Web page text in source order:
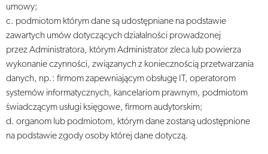
umowy;
c. podmiotom którym dane są udostępniane na podstawie
zawartych umów dotyczących działalności prowadzonej
przez Administratora, którym Administrator zleca lub powierza
wykonanie czynności, związanych z koniecznością przetwarzania
danych, np.: firmom zapewniającym obsługę IT, operatorom
systemów informatycznych, kancelariom prawnym, podmiotom
świadczącym usługi księgowe, firmom audytorskim;
d. organom lub podmiotom, którym dane zostaną udostępnione
na podstawie zgody osoby której dane dotyczą.